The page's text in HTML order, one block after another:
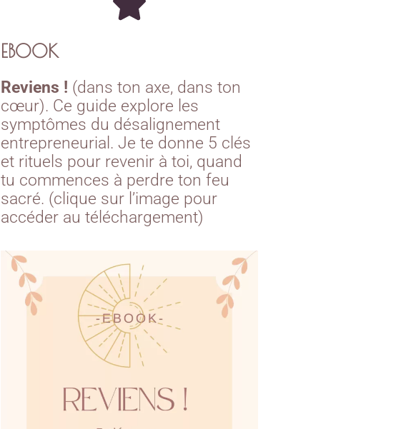
EBOOK
Reviens ! (dans ton axe, dans ton
cœur). Ce guide explore les
symptômes du désalignement
entrepreneurial. Je te donne 5 clés
et rituels pour revenir à toi, quand
tu commences à perdre ton feu
sacré. (clique sur l’image pour
accéder au téléchargement)